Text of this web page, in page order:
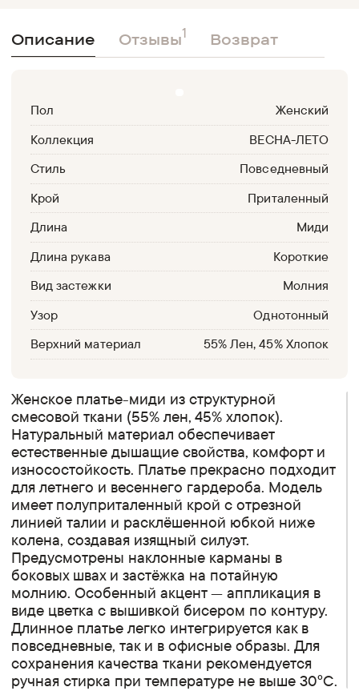
Описание Отзывы1 Возврат
Женское платье-миди из структурной
смесовой ткани (55% лен, 45% хлопок).
Натуральный материал обеспечивает
естественные дышащие свойства, комфорт и
износостойкость. Платье прекрасно подходит
для летнего и весеннего гардероба. Модель
имеет полуприталенный крой с отрезной
линией талии и расклёшенной юбкой ниже
колена, создавая изящный силуэт.
Предусмотрены наклонные карманы в
боковых швах и застёжка на потайную
молнию. Особенный акцент — аппликация в
виде цветка с вышивкой бисером по контуру.
Длинное платье легко интегрируется как в
повседневные, так и в офисные образы. Для
сохранения качества ткани рекомендуется
ручная стирка при температуре не выше 30°C.
Пол
Женский
Коллекция
ВЕСНА-ЛЕТО
Стиль
Повседневный
Крой
Приталенный
Длина
Миди
Длина рукава
Короткие
Вид застежки
Молния
Узор
Однотонный
Верхний материал
55% Лен, 45% Хлопок